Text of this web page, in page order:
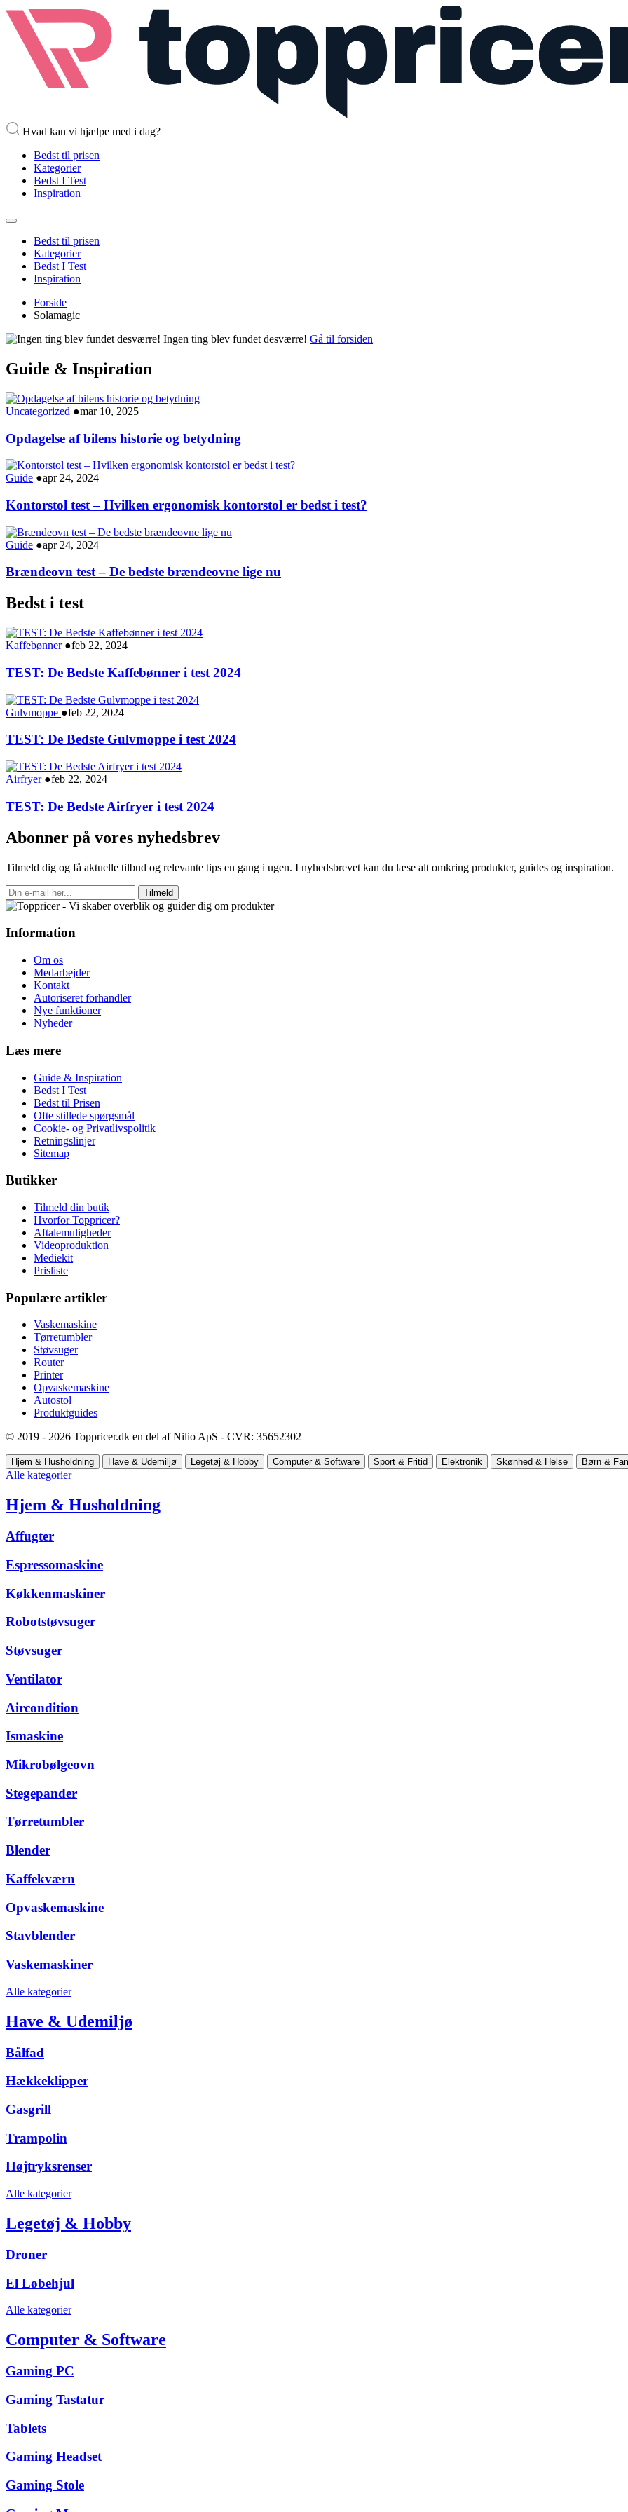
Hvad kan vi hjælpe med i dag?
Bedst til prisen
Kategorier
Bedst I Test
Inspiration
Bedst til prisen
Kategorier
Bedst I Test
Inspiration
Forside
Solamagic
Ingen ting blev fundet desværre! Gå til forsiden
Guide & Inspiration
Uncategorized ●mar 10, 2025
Opdagelse af bilens historie og betydning
Guide ●apr 24, 2024
Kontorstol test – Hvilken ergonomisk kontorstol er bedst i test?
Guide ●apr 24, 2024
Brændeovn test – De bedste brændeovne lige nu
Bedst i test
Kaffebønner ●feb 22, 2024
TEST: De Bedste Kaffebønner i test 2024
Gulvmoppe ●feb 22, 2024
TEST: De Bedste Gulvmoppe i test 2024
Airfryer ●feb 22, 2024
TEST: De Bedste Airfryer i test 2024
Abonner på vores nyhedsbrev
Tilmeld dig og få aktuelle tilbud og relevante tips en gang i ugen. I nyhedsbrevet kan du læse alt omkring produkter, guides og inspiration.
Tilmeld
Information
Om os
Medarbejder
Kontakt
Autoriseret forhandler
Nye funktioner
Nyheder
Læs mere
Guide & Inspiration
Bedst I Test
Bedst til Prisen
Ofte stillede spørgsmål
Cookie- og Privatlivspolitik
Retningslinjer
Sitemap
Butikker
Tilmeld din butik
Hvorfor Toppricer?
Aftalemuligheder
Videoproduktion
Mediekit
Prisliste
Populære artikler
Vaskemaskine
Tørretumbler
Støvsuger
Router
Printer
Opvaskemaskine
Autostol
Produktguides
© 2019 - 2026 Toppricer.dk en del af Nilio ApS - CVR: 35652302
Hjem & Husholdning Have & Udemiljø Legetøj & Hobby Computer & Software Sport & Fritid Elektronik Skønhed & Helse Børn &
Alle kategorier
Hjem & Husholdning
Affugter
Espressomaskine
Køkkenmaskiner
Robotstøvsuger
Støvsuger
Ventilator
Aircondition
Ismaskine
Mikrobølgeovn
Stegepander
Tørretumbler
Blender
Kaffekværn
Opvaskemaskine
Stavblender
Vaskemaskiner
Alle kategorier
Have & Udemiljø
Bålfad
Hækkeklipper
Gasgrill
Trampolin
Højtryksrenser
Alle kategorier
Legetøj & Hobby
Droner
El Løbehjul
Alle kategorier
Computer & Software
Gaming PC
Gaming Tastatur
Tablets
Gaming Headset
Gaming Stole